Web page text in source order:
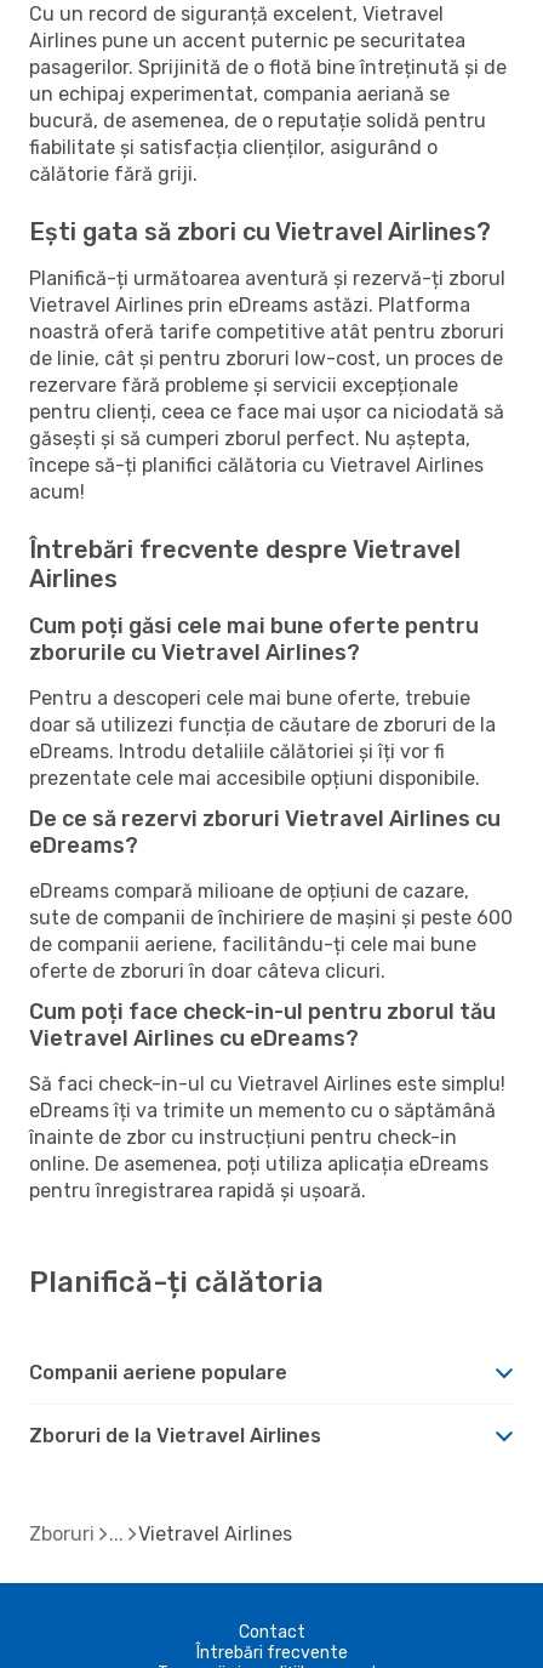
Cu un record de siguranță excelent, Vietravel
Airlines pune un accent puternic pe securitatea
pasagerilor. Sprijinită de o flotă bine întreținută și de
un echipaj experimentat, compania aeriană se
bucură, de asemenea, de o reputație solidă pentru
fiabilitate și satisfacția clienților, asigurând o
călătorie fără griji.
Ești gata să zbori cu Vietravel Airlines?
Planifică-ți următoarea aventură și rezervă-ți zborul
Vietravel Airlines prin eDreams astăzi. Platforma
noastră oferă tarife competitive atât pentru zboruri
de linie, cât și pentru zboruri low-cost, un proces de
rezervare fără probleme și servicii excepționale
pentru clienți, ceea ce face mai ușor ca niciodată să
găsești și să cumperi zborul perfect. Nu aștepta,
începe să-ți planifici călătoria cu Vietravel Airlines
acum!
Întrebări frecvente despre Vietravel
Airlines
Cum poți găsi cele mai bune oferte pentru
zborurile cu Vietravel Airlines?
Pentru a descoperi cele mai bune oferte, trebuie
doar să utilizezi funcția de căutare de zboruri de la
eDreams. Introdu detaliile călătoriei și îți vor fi
prezentate cele mai accesibile opțiuni disponibile.
De ce să rezervi zboruri Vietravel Airlines cu
eDreams?
eDreams compară milioane de opțiuni de cazare,
sute de companii de închiriere de mașini și peste 600
de companii aeriene, facilitându-ți cele mai bune
oferte de zboruri în doar câteva clicuri.
Cum poți face check-in-ul pentru zborul tău
Vietravel Airlines cu eDreams?
Să faci check-in-ul cu Vietravel Airlines este simplu!
eDreams îți va trimite un memento cu o săptămână
înainte de zbor cu instrucțiuni pentru check-in
online. De asemenea, poți utiliza aplicația eDreams
pentru înregistrarea rapidă și ușoară.
Planifică-ți călătoria
Companii aeriene populare
Zboruri de la Vietravel Airlines
Zboruri Vietravel Airlines
Contact
Întrebări frecvente